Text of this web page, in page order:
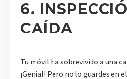
6.
CAÍDA
Tu móvil ha sobrevivido a una
¡Genial! Pero no lo guardes en